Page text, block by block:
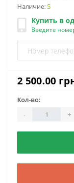
Наличие: 5
Купить в
Введите
2 500.00
Кол-во:
-
+